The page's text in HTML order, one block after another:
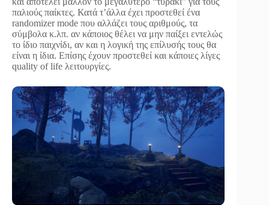
παλιούς παίκτες. Κατά τ’άλλα έχει προστεθεί ένα
randomizer mode που αλλάζει τους αριθμούς, τα
σύμβολα κ.λπ. αν κάποιος θέλει να μην παίξει εντελώς
το ίδιο παιχνίδι, αν και η λογική της επίλυσής τους θα
είναι η ίδια. Επίσης έχουν προστεθεί και κάποιες λίγες
quality of life λειτουργίες.